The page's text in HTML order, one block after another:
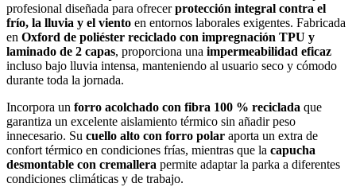
profesional diseñada para ofrecerprotección integral contra el
frío, la lluvia y el viento en entornos laborales exigentes. Fabricada
en Oxford de poliéster reciclado con impregnación TPU y
laminado de 2 capas, proporciona una impermeabilidad eficaz
incluso bajo lluvia intensa, manteniendo al usuario seco y cómodo
durante toda la jornada.
Incorpora un forro acolchado con fibra 100 % reciclada que
garantiza un excelente aislamiento térmico sin añadir peso
innecesario. Su cuello alto con forro polar aporta un extra de
confort térmico en condiciones frías, mientras que la capucha
desmontable con cremallera permite adaptar la parka a diferentes
condiciones climáticas y de trabajo.